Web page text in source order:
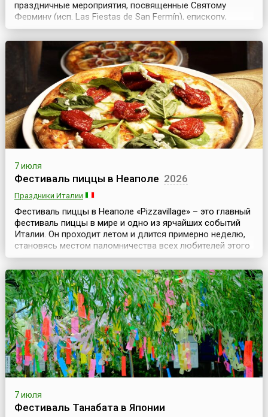
праздничные мероприятия, посвященные Святому
Фермину (исп. Las Fiestas de San Fermín), епископу,
жившему в 13 веке и спасшему некогда Памплону от
эпидемии чумы. Являясь поначалу чисто религиозным,
со временем праздник превратился в красочное
народное гуляние. Горожане, одетые в баскскую
национальную од...
7 июля
Фестиваль пиццы в Неаполе 2026
Праздники Италии
Фестиваль пиццы в Неаполе «Pizzavillage» – это главный
фестиваль пиццы в мире и одно из ярчайших событий
Италии. Он проходит летом и длится примерно неделю,
становясь местом паломничества всех любителей этого
известного итальянского блюда. Традиционно на это
событие съезжаются гости из многих стран мира. На
несколько дней весь Неаполь наполняется
неповторимыми ароматами базилика, моцареллы и
свеже...
7 июля
Фестиваль Танабата в Японии